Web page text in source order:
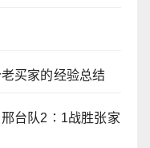
买家的经验总结
邢台队2∶1战胜张家